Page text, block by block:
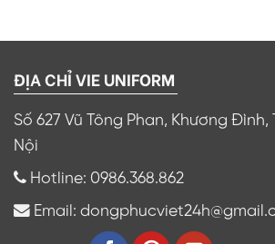
ĐỊA CHỈ VIE UNIFORM
Số 627 Vũ Tông Phan, Khương Đình,
Nội
Hotline: 0986.368.862
Email: